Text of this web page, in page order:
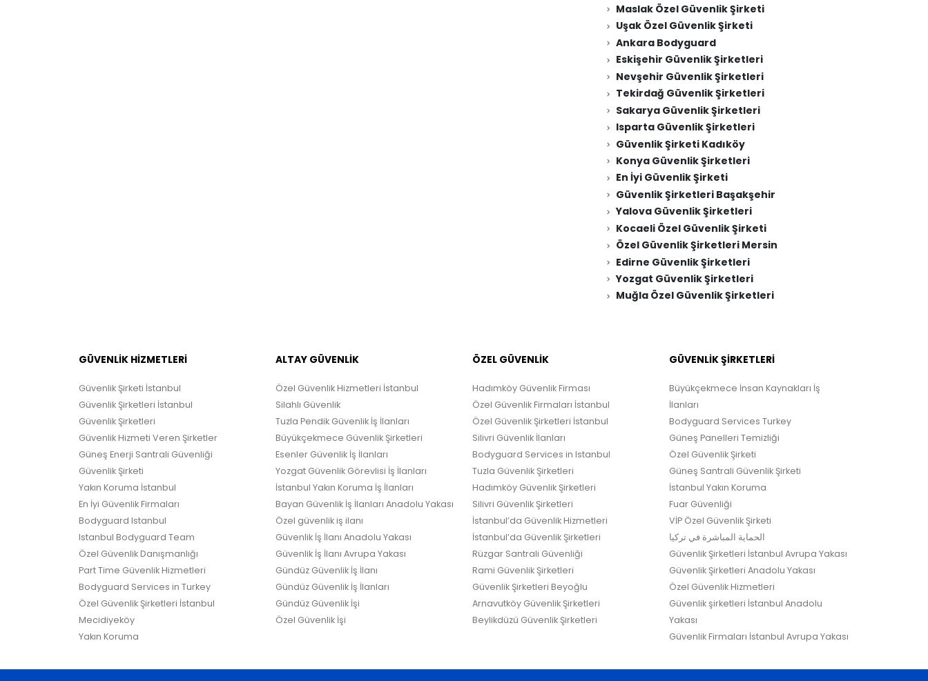
Maslak Özel Güvenlik Şirketi
Uşak Özel Güvenlik Şirketi
Ankara Bodyguard
Eskişehir Güvenlik Şirketleri
Nevşehir Güvenlik Şirketleri
Tekirdağ Güvenlik Şirketleri
Sakarya Güvenlik Şirketleri
Isparta Güvenlik Şirketleri
Güvenlik Şirketi Kadıköy
Konya Güvenlik Şirketleri
En İyi Güvenlik Şirketi
Güvenlik Şirketleri Başakşehir
Yalova Güvenlik Şirketleri
Kocaeli Özel Güvenlik Şirketi
Özel Güvenlik Şirketleri Mersin
Edirne Güvenlik Şirketleri
Yozgat Güvenlik Şirketleri
Muğla Özel Güvenlik Şirketleri
GÜVENLİK HİZMETLERİ
Güvenlik Şirketi İstanbul
Güvenlik Şirketleri İstanbul
Güvenlik Şirketleri
Güvenlik Hizmeti Veren Şirketler
Güneş Enerji Santrali Güvenliği
Güvenlik Şirketi
Yakın Koruma İstanbul
En İyi Güvenlik Firmaları
Bodyguard Istanbul
Istanbul Bodyguard Team
Özel Güvenlik Danışmanlığı
Part Time Güvenlik Hizmetleri
Bodyguard Services in Turkey
Özel Güvenlik Şirketleri İstanbul
Mecidiyeköy
Yakın Koruma
ALTAY GÜVENLİK
Özel Güvenlik Hizmetleri İstanbul
Silahlı Güvenlik
Tuzla Pendik Güvenlik İş İlanları
Büyükçekmece Güvenlik Şirketleri
Esenler Güvenlik İş İlanları
Yozgat Güvenlik Görevlisi İş İlanları
İstanbul Yakın Koruma İş İlanları
Bayan Güvenlik İş İlanları Anadolu Yakası
Özel güvenlik iş ilanı
Güvenlik İş İlanı Anadolu Yakası
Güvenlik İş İlanı Avrupa Yakası
Gündüz Güvenlik İş İlanı
Gündüz Güvenlik İş İlanları
Gündüz Güvenlik İşi
Özel Güvenlik İşi
ÖZEL GÜVENLİK
Hadımköy Güvenlik Firması
Özel Güvenlik Firmaları İstanbul
Özel Güvenlik Şirketleri İstanbul
Silivri Güvenlik İlanları
Bodyguard Services in Istanbul
Tuzla Güvenlik Şirketleri
Hadımköy Güvenlik Şirketleri
Silivri Güvenlik Şirketleri
İstanbul’da Güvenlik Hizmetleri
İstanbul’da Güvenlik Şirketleri
Rüzgar Santrali Güvenliği
Rami Güvenlik Şirketleri
Güvenlik Şirketleri Beyoğlu
Arnavutköy Güvenlik Şirketleri
Beylikdüzü Güvenlik Şirketleri
GÜVENLİK ŞİRKETLERİ
Büyükçekmece İnsan Kaynakları İş
İlanları
Bodyguard Services Turkey
Güneş Panelleri Temizliği
Özel Güvenlik Şirketi
Güneş Santrali Güvenlik Şirketi
İstanbul Yakın Koruma
Fuar Güvenliği
VİP Özel Güvenlik Şirketi
الحماية المباشرة في تركيا
Güvenlik Şirketleri İstanbul Avrupa Yakası
Güvenlik Şirketleri Anadolu Yakası
Özel Güvenlik Hizmetleri
Güvenlik şirketleri İstanbul Anadolu
Yakası
Güvenlik Firmaları İstanbul Avrupa Yakası